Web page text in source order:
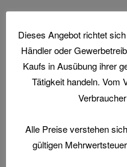
Home
Aktionen und Angebote
Arbeitsschutz
Berufsbekleidung
Dieses Angebot richtet
Händler oder
Kaufs in Ausübung ihrer
Tätigkeit handeln. Vom
Alle Preise verstehen
gültigen